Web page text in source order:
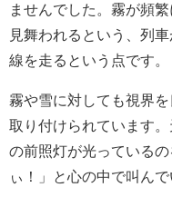
ませんでした。霧が頻
見舞われるという、列
線を走るという点です。
霧や雪に対しても視界
取り付けられています
の前照灯が光っている
ぃ！」と心の中で叫んで